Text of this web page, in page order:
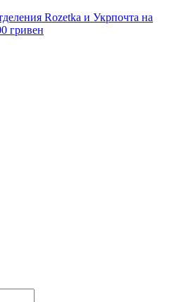
Rozetka и Укрпочта на
гривен